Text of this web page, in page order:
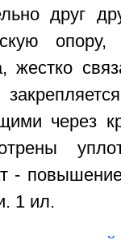
друг
жестко
через
-
1 ил.